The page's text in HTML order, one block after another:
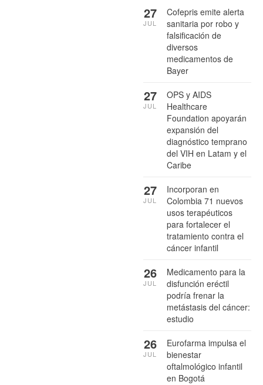
Cofepris emite alerta
sanitaria por robo y
falsificación de
diversos
medicamentos de
Bayer
27
JUL
OPS y AIDS
Healthcare
Foundation apoyarán
expansión del
diagnóstico temprano
del VIH en Latam y el
Caribe
27
JUL
Incorporan en
Colombia 71 nuevos
usos terapéuticos
para fortalecer el
tratamiento contra el
cáncer infantil
27
JUL
Medicamento para la
disfunción eréctil
podría frenar la
metástasis del cáncer:
estudio
26
JUL
Eurofarma impulsa el
bienestar
oftalmológico infantil
en Bogotá
26
JUL